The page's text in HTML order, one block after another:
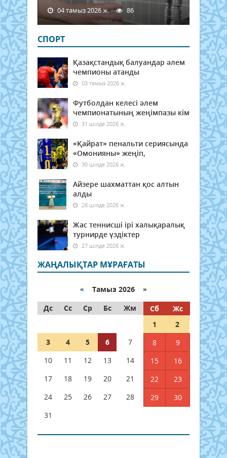
04 тамыз 2026 ж. 86
СПОРТ
Қазақстандық балуандар әлем
чемпионы атанды
03 тамыз 2026 ж.
Футболдан келесі әлем
чемпионатының жеңімпазы кім
31 шілде 2026 ж.
«Қайрат» пенальти сериясында
«Омонияны» жеңіп,
30 шілде 2026 ж.
Айзере шахматтан қос алтын
алды
28 шілде 2026 ж.
Жас теннисші ірі халықаралық
турнирде үздіктер
27 шілде 2026 ж.
ЖАҢАЛЫҚТАР МҰРАҒАТЫ
« Тамыз 2026 »
Дс
Сс Ср Бс Жм Сб
Жс
1
2
3
4 5 6 7 8
9
10
11 12 13 14 15
16
17
18 19 20 21 22
23
24
25 26 27 28 29
30
31